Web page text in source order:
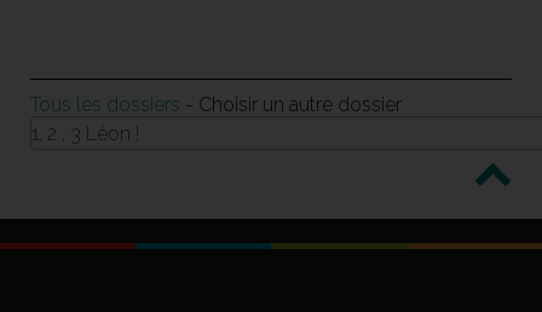
Tous les dossiers - Choisir un autre dossier
1, 2 , 3 Léon !